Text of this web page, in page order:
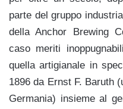
parte del gruppo
della Anchor Brewing
caso meriti
quella artigianale in
1896 da Ernst F. Baruth
Germania) insieme al